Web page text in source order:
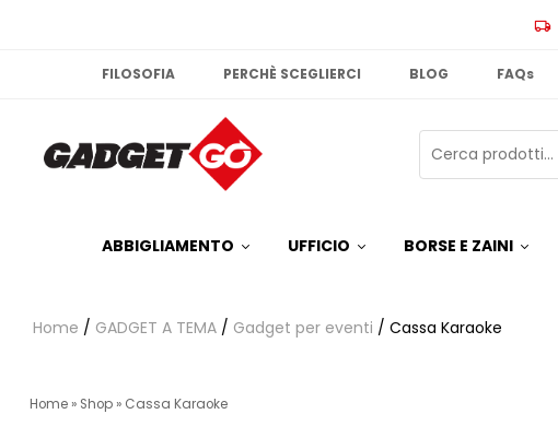
FILOSOFIA PERCHÈ SCEGLIERCI BLOG FAQs
ABBIGLIAMENTO UFFICIO BORSE E ZAINI
Home / GADGET A TEMA / Gadget per eventi / Cassa Karaoke
Home » Shop » Cassa Karaoke